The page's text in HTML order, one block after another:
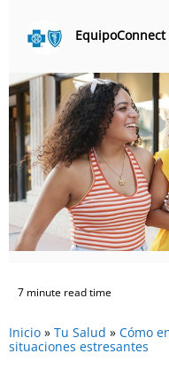
EquipoConnect
7 minute read time
Inicio » Tu Salud » Cómo
situaciones estresantes